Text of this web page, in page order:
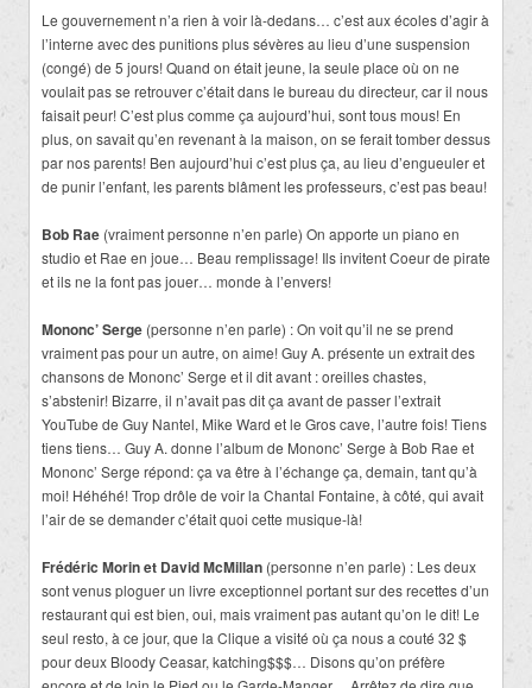
Le gouvernement n’a rien à voir là-dedans… c’est aux écoles d’agir à
l’interne avec des punitions plus sévères au lieu d’une suspension
(congé) de 5 jours! Quand on était jeune, la seule place où on ne
voulait pas se retrouver c’était dans le bureau du directeur, car il nous
faisait peur! C’est plus comme ça aujourd’hui, sont tous mous! En
plus, on savait qu’en revenant à la maison, on se ferait tomber dessus
par nos parents! Ben aujourd’hui c’est plus ça, au lieu d’engueuler et
de punir l’enfant, les parents blâment les professeurs, c’est pas beau!
Bob Rae (vraiment personne n’en parle) On apporte un piano en
studio et Rae en joue… Beau remplissage! Ils invitent Coeur de pirate
et ils ne la font pas jouer… monde à l’envers!
Mononc’ Serge (personne n’en parle) : On voit qu’il ne se prend
vraiment pas pour un autre, on aime! Guy A. présente un extrait des
chansons de Mononc’ Serge et il dit avant : oreilles chastes,
s’abstenir! Bizarre, il n’avait pas dit ça avant de passer l’extrait
YouTube de Guy Nantel, Mike Ward et le Gros cave, l’autre fois! Tiens
tiens tiens… Guy A. donne l’album de Mononc’ Serge à Bob Rae et
Mononc’ Serge répond: ça va être à l’échange ça, demain, tant qu’à
moi! Héhéhé! Trop drôle de voir la Chantal Fontaine, à côté, qui avait
l’air de se demander c’était quoi cette musique-là!
Frédéric Morin et David McMillan (personne n’en parle) : Les deux
sont venus ploguer un livre exceptionnel portant sur des recettes d’un
restaurant qui est bien, oui, mais vraiment pas autant qu’on le dit! Le
seul resto, à ce jour, que la Clique a visité où ça nous a couté 32 $
pour deux Bloody Ceasar, katching$$$… Disons qu’on préfère